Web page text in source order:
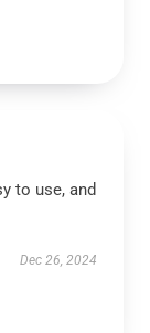
to use, and
Dec 26, 2024